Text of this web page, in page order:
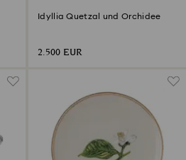
Idyllia Quetzal und Orchidee
2.500 EUR